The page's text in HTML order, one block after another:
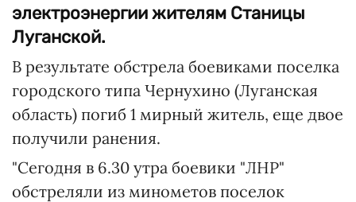
электроэнергии жителям Станицы
Луганской.
В результате обстрела боевиками поселка
городского типа Чернухино (Луганская
область) погиб 1 мирный житель, еще двое
получили ранения.
"Сегодня в 6.30 утра боевики "ЛНР"
обстреляли из минометов поселок